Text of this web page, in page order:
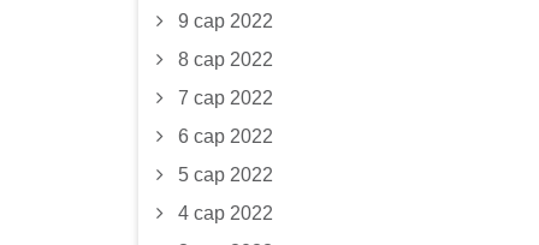
9 сар 2022
8 сар 2022
7 сар 2022
6 сар 2022
5 сар 2022
4 сар 2022